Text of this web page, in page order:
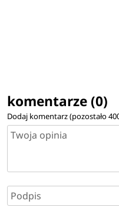
komentarze (0)
Dodaj komentarz (pozostało